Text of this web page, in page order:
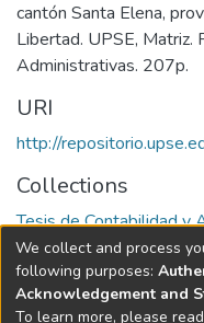
cantón Santa Elena,
Libertad. UPSE, Matriz.
Administrativas. 207p.
URI
http://
Collections
Tesis de Contabilidad y
Full item page
We collect and process
following purposes:
Acknowledgement and
To learn more, please